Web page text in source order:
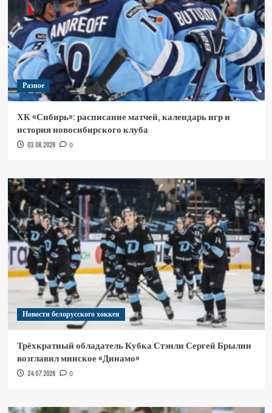
Разное
ХК «Сибирь»: расписание матчей, календарь игр и
история новосибирского клуба
03.08.2026 0
Новости белорусского хоккея
Трёхкратный обладатель Кубка Стэнли Сергей Брылин
возглавил минское «Динамо»
24.07.2026 0